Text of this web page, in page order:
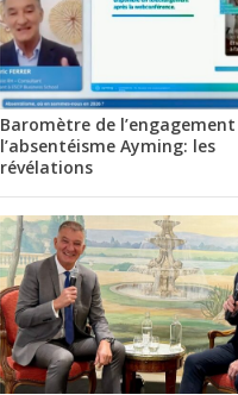
Baromètre de
l’absentéisme Ayming: les
révélations